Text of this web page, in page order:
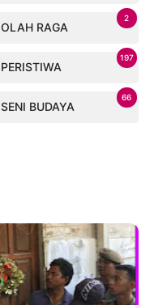
OLAH RAGA
2
PERISTIWA
197
SENI BUDAYA
66